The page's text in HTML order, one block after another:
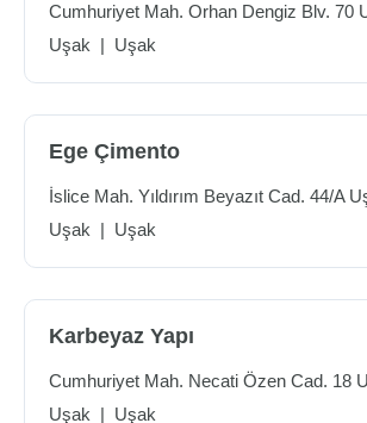
Cumhuriyet Mah. Orhan Dengiz Blv. 70
Uşak | Uşak
Ege Çimento
İslice Mah. Yıldırım Beyazıt Cad. 44/A
Uşak | Uşak
Karbeyaz Yapı
Cumhuriyet Mah. Necati Özen Cad. 18
Uşak | Uşak